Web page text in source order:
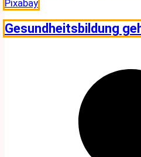
Pixabay
Gesundheitsbildung